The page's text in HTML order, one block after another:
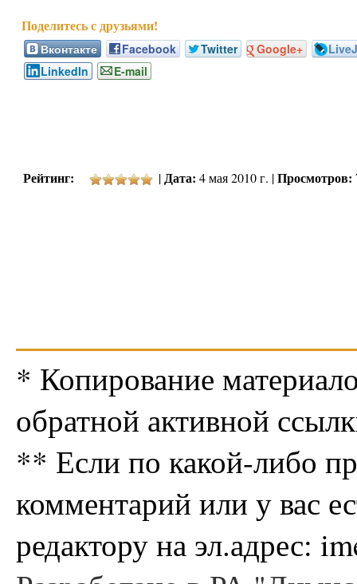
Вконтакте Facebook Twitter Google+
LinkedIn
E-mail
Рейтинг: |Дата: 4 мая 2010 г. |Просмотров:
* Копирование
обратной активной
** Если по какой-либо
комментарий или у вас
редактору на эл.адрес: